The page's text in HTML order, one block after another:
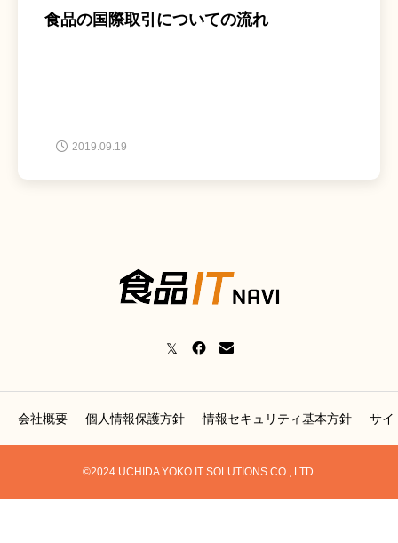
食品の国際取引についての流れ
2019.09.19
会社概要 個人情報保護方針 情報セキュリティ基本方針 サイ
©2024 UCHIDA YOKO IT SOLUTIONS CO., LTD.